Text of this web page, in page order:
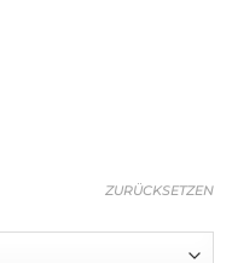
ZURÜCKSETZEN